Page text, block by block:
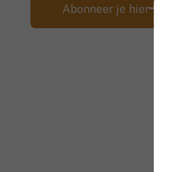
Abonneer je hier